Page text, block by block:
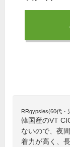
RRgypsies(60代・
韓国産のVT
ないので、夜
着力が高く、